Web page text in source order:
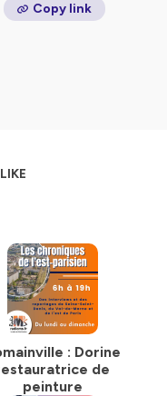
Copy link
: Dorine
de
peinture